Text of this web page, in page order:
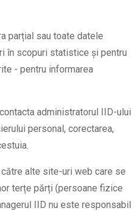
parțial sau toate datele
în scopuri statistice și pentru
- pentru informarea
administratorul IID-ului
personal, corectarea,
alte site-uri web care se
terțe părți (persoane fizice
IID nu este responsabil